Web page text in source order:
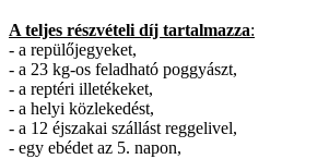
A teljes részvételi díj tartalmazza:
- a repülőjegyeket,
- a 23 kg-os feladható poggyászt,
- a reptéri illetékeket,
- a helyi közlekedést,
- a 12 éjszakai szállást reggelivel,
- egy ebédet az 5. napon,